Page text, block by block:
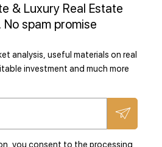
& Luxury Real Estate
spam promise
analysis, useful materials on real
investment and much more
you consent to the processing